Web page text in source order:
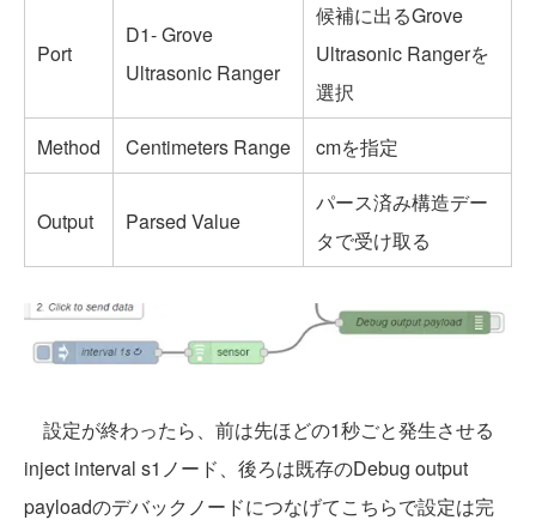
Port
D1- Grove
Ultrasonic Ranger
候補に出るGrove
Ultrasonic Rangerを
選択
Method
Centimeters Range cmを指定
Output Parsed Value
パース済み構造デー
タで受け取る
設定が終わったら、前は先ほどの1秒ごと発生させる
inject interval s1ノード、後ろは既存のDebug output
payloadのデバックノードにつなげてこちらで設定は完